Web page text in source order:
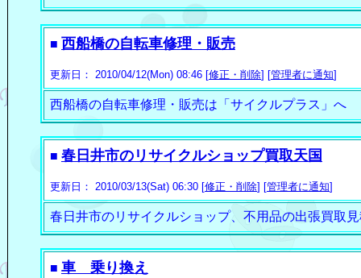
■ 西船橋の自転車修理・販売
更新日： 2010/04/12(Mon) 08:46 [修正・削除] [管理者に通知]
西船橋の自転車修理・販売は「サイクルプラス」へ
■ 春日井市のリサイクルショップ買取天国
更新日： 2010/03/13(Sat) 06:30 [修正・削除] [管理者に通知]
春日井市のリサイクルショップ、不用品の出張買取
■ 車 乗り換え